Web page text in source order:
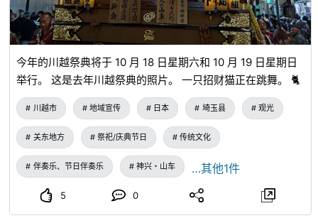
今年的川越祭典将于 10 月 18 日星期六和 10 月 19 日星期日
举行。 这是去年川越祭典的照片。 一只招财猫正在跳舞。 🐈
川越市 地域宣传 日本 埼玉县 观光
关东地方 祭祀/庆典节日 传统文化
伴奏乐、节日伴奏乐 神兴・山车 …其他1件
5 0